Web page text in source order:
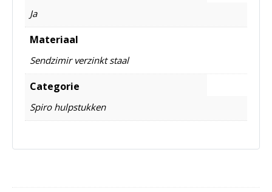
Ja
Materiaal
Sendzimir verzinkt staal
Categorie
Spiro hulpstukken